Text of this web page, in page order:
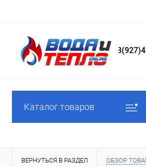
Каталог товаров
ВЕРНУТЬСЯ В РАЗДЕЛ ОБЗОР